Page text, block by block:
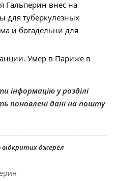
Гальперин внес на
для туберкулезных
и богадельни для
Умер в Париже в
інформацію у розділі
поновлені дані на пошту
відкритих джерел